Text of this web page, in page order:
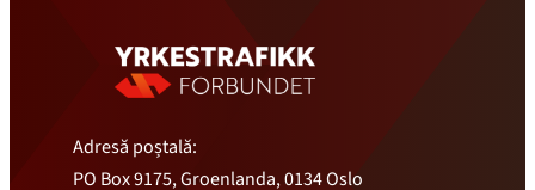
Adresă poștală:
PO Box 9175, Groenlanda, 0134 Oslo